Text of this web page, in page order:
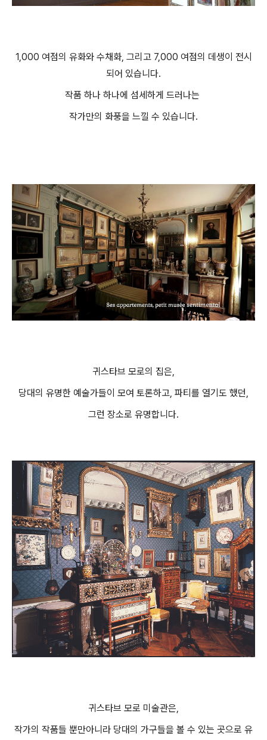
1,000 여점의 유화와 수채화, 그리고 7,000 여점의 데생이 전시
되어 있습니다.
작품 하나 하나에 섬세하게 드러나는
작가만의 화풍을 느낄 수 있습니다.
귀스타브 모로의 집은,
당대의 유명한 예술가들이 모여 토론하고, 파티를 열기도 했던,
그런 장소로 유명합니다.
귀스타브 모로 미술관은,
작가의 작품들 뿐만아니라 당대의 가구들을 볼 수 있는 곳으로 유